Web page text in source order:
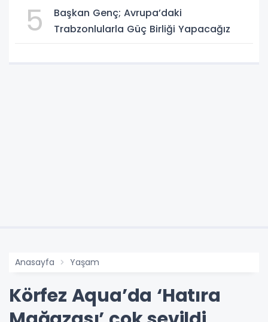
5
Başkan Genç; Avrupa’daki
Trabzonlularla Güç Birliği Yapacağız
Anasayfa Yaşam
Körfez Aqua’da ‘Hatıra